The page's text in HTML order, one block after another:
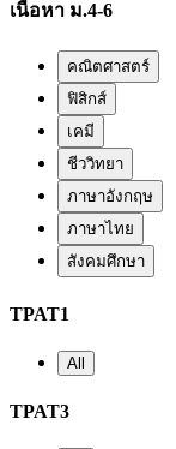
เนื้อหา ม.4-6
คณิตศาสตร์
ฟิสิกส์
เคมี
ชีววิทยา
ภาษาอังกฤษ
ภาษาไทย
สังคมศึกษา
TPAT1
All
TPAT3